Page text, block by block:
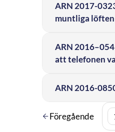
ARN 2017-
muntliga löften
ARN
att telefonen
ARN 2016-
Föregående